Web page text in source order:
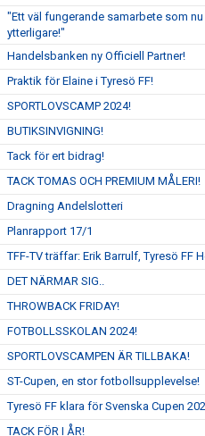
"Ett väl fungerande samarbete som
ytterligare!"
Handelsbanken ny Officiell Partner!
Praktik för Elaine i Tyresö FF!
SPORTLOVSCAMP 2024!
BUTIKSINVIGNING!
Tack för ert bidrag!
TACK TOMAS OCH PREMIUM MÅLERI!
Dragning Andelslotteri
Planrapport 17/1
TFF-TV träffar: Erik Barrulf, Tyresö FF
DET NÄRMAR SIG..
THROWBACK FRIDAY!
FOTBOLLSSKOLAN 2024!
SPORTLOVSCAMPEN ÄR TILLBAKA!
ST-Cupen, en stor fotbollsupplevelse!
Tyresö FF klara för Svenska Cupen
TACK FÖR I ÅR!